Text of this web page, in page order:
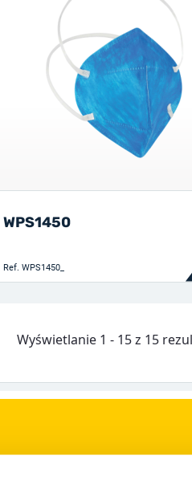
WPS1450
Ref. WPS1450_
Wyświetlanie 1 - 15 z 15